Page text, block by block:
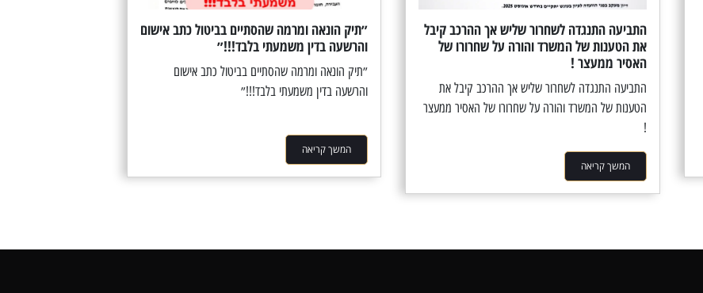
התביעה התנגדה לשחרור שליש אך ההרכב קיבל
את הטענות של המשרד והורה על שחרורו של
האסיר ממעצר !
התביעה התנגדה לשחרור שליש אך ההרכב קיבל את
הטענות של המשרד והורה על שחרורו של האסיר ממעצר
!
המשך קריאה
״תיק הונאה ומרמה שהסתיים בביטול כתב אישום
והרשעה בדין משמעתי בלבד!!!״
״תיק הונאה ומרמה שהסתיים בביטול כתב אישום
והרשעה בדין משמעתי בלבד!!!״
המשך קריאה